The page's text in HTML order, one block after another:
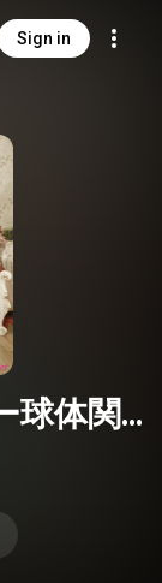
Sign in
体関節